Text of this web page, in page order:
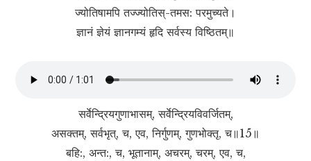
ज्योतिषामपि तज्ज्योति‍स्-तमस: परमुच्यते।
ज्ञानं ज्ञेयं ज्ञानगम्यं हृदि सर्वस्य विष्ठितम्॥
सर्वेन्द्रियगुणाभासम्, सर्वेन्द्रियविवर्जितम्,
असक्तम्, सर्वभृत्, च, एव, निर्गुणम्, गुणभोक्तृ, च॥15॥
बहि:, अन्त:, च, भूतानाम्, अचरम्, चरम्, एव, च,